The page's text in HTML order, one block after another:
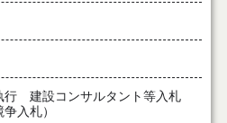
行 建設コンサルタント等入札
入札）